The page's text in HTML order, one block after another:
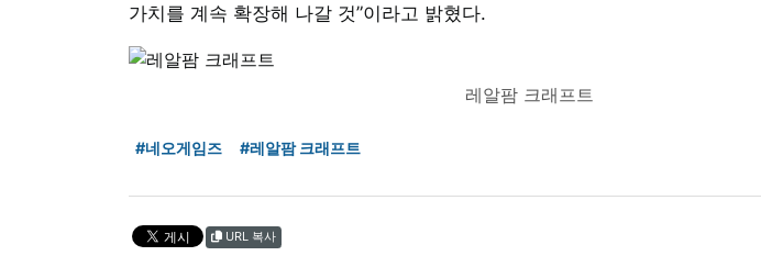
가치를 계속 확장해 나갈 것”이라고 밝혔다.
레알팜 크래프트
#네오게임즈 #레알팜 크래프트
URL 복사